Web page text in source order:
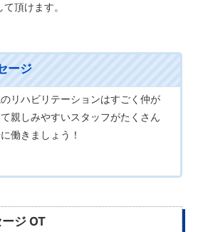
頂けます。
リハビリテーションはすごく仲が
親しみやすいスタッフがたくさん
働きましょう！
ジ OT